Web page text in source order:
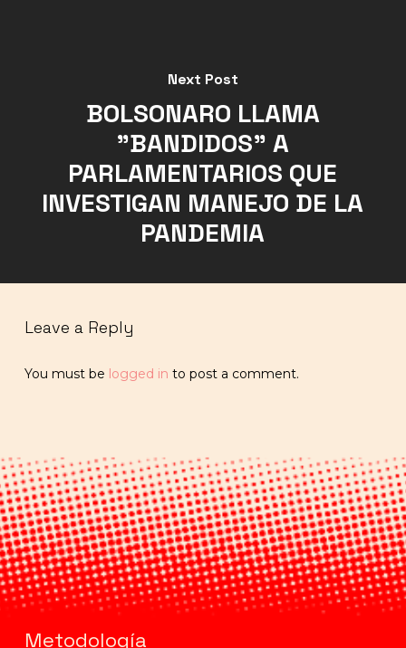
Next Post
BOLSONARO LLAMA
"BANDIDOS" A
PARLAMENTARIOS QUE
INVESTIGAN MANEJO DE LA
PANDEMIA
Leave a Reply
You must be logged in to post a comment.
Metodología